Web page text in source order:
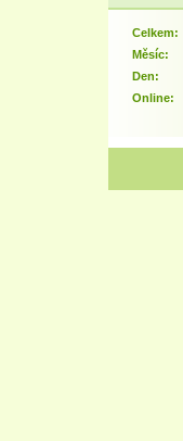
Online:
Celkem:
Měsíc:
Den: